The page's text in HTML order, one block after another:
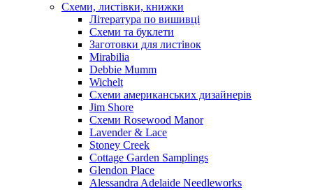
Схеми, листівки, книжки
Література по вишивці
Схеми та буклети
Заготовки для листівок
Mirabilia
Debbie Mumm
Wichelt
Схеми американських дизайнерів
Jim Shore
Cхеми Rosewood Manor
Lavender & Lace
Stoney Creek
Cottage Garden Samplings
Glendon Place
Alessandra Adelaide Needleworks